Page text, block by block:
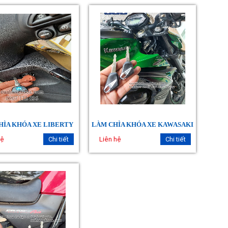
KHÓA XE LIBERTY
Chi tiết
LÀM CHÌA KHÓA XE KAWASAKI
Liên hệ Chi tiết